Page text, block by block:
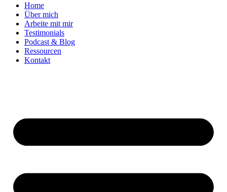
Home
Über mich
Arbeite mit mir
Testimonials
Podcast & Blog
Ressourcen
Kontakt